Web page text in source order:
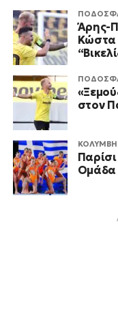
Άρης-
Κώστα
στον
Ομάδα